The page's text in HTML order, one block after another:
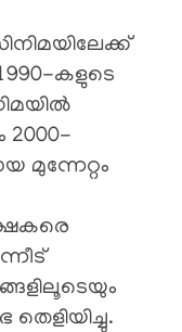
കളുടെ
2000-
മുന്നേറ്റം